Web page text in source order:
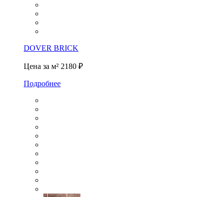
DOVER BRICK
Цена за м² 2180 ₽
Подробнее